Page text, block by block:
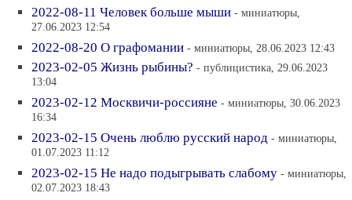
2022-08-11 Человек больше мыши - миниатюры,
27.06.2023 12:54
2022-08-20 О графомании - миниатюры, 28.06.2023 12:43
2023-02-05 Жизнь рыбины? - публицистика, 29.06.2023
13:04
2023-02-12 Москвичи-россияне - миниатюры, 30.06.2023
16:34
2023-02-15 Очень люблю русский народ - миниатюры,
01.07.2023 11:12
2023-02-15 Не надо подыгрывать слабому - миниатюры,
02.07.2023 18:43